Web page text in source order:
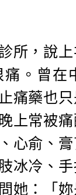
所，說
。曾在
痛藥也
上常被
心俞、
冰冷、
她：「妳